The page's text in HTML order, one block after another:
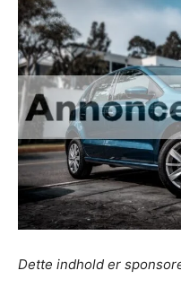
Dette indhold er